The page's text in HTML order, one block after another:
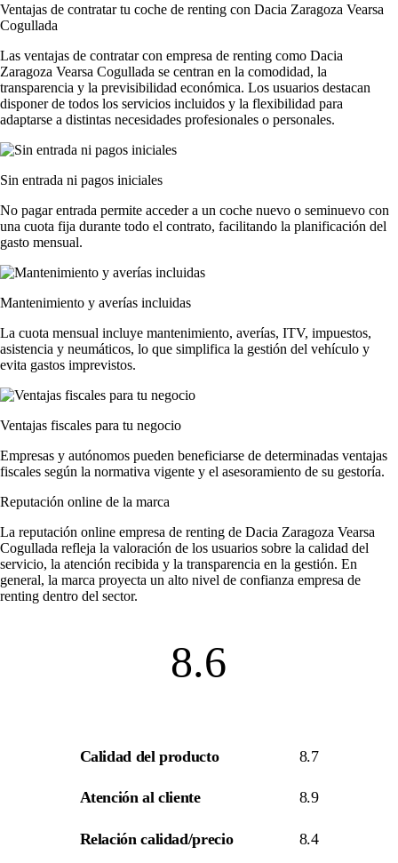
Ventajas de contratar tu coche de renting con Dacia Zaragoza Vearsa
Cogullada
Las ventajas de contratar con empresa de renting como Dacia
Zaragoza Vearsa Cogullada se centran en la comodidad, la
transparencia y la previsibilidad económica. Los usuarios destacan
disponer de todos los servicios incluidos y la flexibilidad para
adaptarse a distintas necesidades profesionales o personales.
Sin entrada ni pagos iniciales
No pagar entrada permite acceder a un coche nuevo o seminuevo con
una cuota fija durante todo el contrato, facilitando la planificación del
gasto mensual.
Mantenimiento y averías incluidas
La cuota mensual incluye mantenimiento, averías, ITV, impuestos,
asistencia y neumáticos, lo que simplifica la gestión del vehículo y
evita gastos imprevistos.
Ventajas fiscales para tu negocio
Empresas y autónomos pueden beneficiarse de determinadas ventajas
fiscales según la normativa vigente y el asesoramiento de su gestoría.
Reputación online de la marca
La reputación online empresa de renting de Dacia Zaragoza Vearsa
Cogullada refleja la valoración de los usuarios sobre la calidad del
servicio, la atención recibida y la transparencia en la gestión. En
general, la marca proyecta un alto nivel de confianza empresa de
renting dentro del sector.
8.6
Calidad del producto 8.7
Atención al cliente 8.9
Relación calidad/precio 8.4